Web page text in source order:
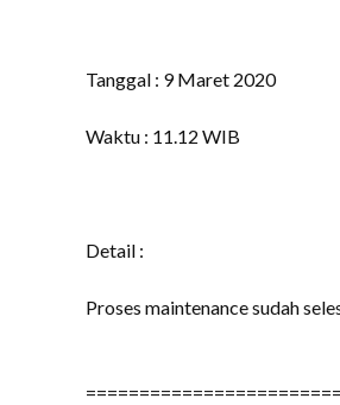
Tanggal : 9 Maret 2020
Waktu : 11.12 WIB
Detail :
Proses maintenance sudah